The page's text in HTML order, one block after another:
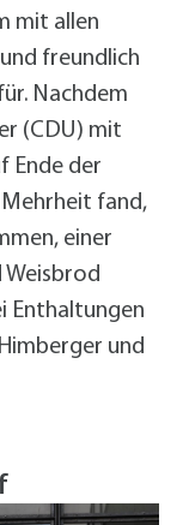
mit allen
freundlich
Nachdem
(CDU) mit
Ende der
fand,
einer
Enthaltungen
und